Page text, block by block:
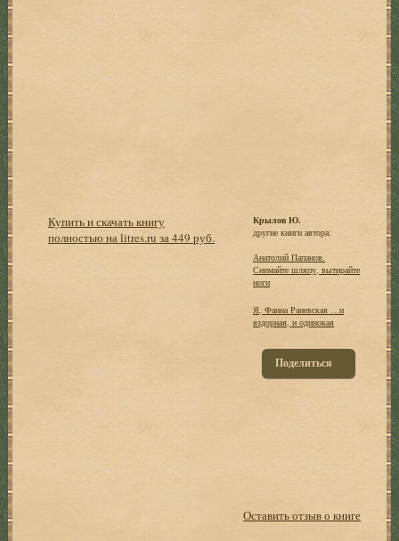
Купить и скачать книгу
полностью на litres.ru за 449 руб.
Крылов Ю.
другие книги автора:
Анатолий Папанов.
Снимайте шляпу, вытирайте
ноги
Я, Фаина Раневская …и
вздорная, и одинокая
Поделиться
Оставить отзыв о книге